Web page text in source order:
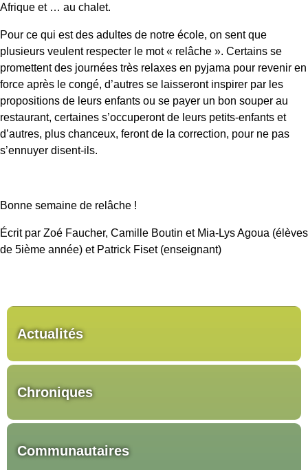
Afrique et … au chalet.
Pour ce qui est des adultes de notre école, on sent que
plusieurs veulent respecter le mot « relâche ». Certains se
promettent des journées très relaxes en pyjama pour revenir en
force après le congé, d’autres se laisseront inspirer par les
propositions de leurs enfants ou se payer un bon souper au
restaurant, certaines s’occuperont de leurs petits-enfants et
d’autres, plus chanceux, feront de la correction, pour ne pas
s’ennuyer disent-ils.
Bonne semaine de relâche !
Écrit par Zoé Faucher, Camille Boutin et Mia-Lys Agoua (élèves
de 5ième année) et Patrick Fiset (enseignant)
Actualités
Chroniques
Communautaires